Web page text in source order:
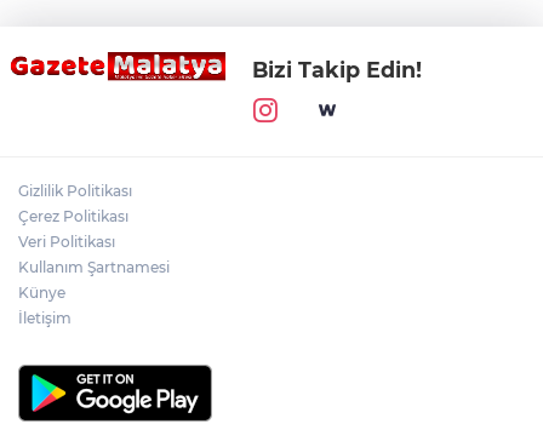
Bizi Takip Edin!
Gizlilik Politikası
Çerez Politikası
Veri Politikası
Kullanım Şartnamesi
Künye
İletişim